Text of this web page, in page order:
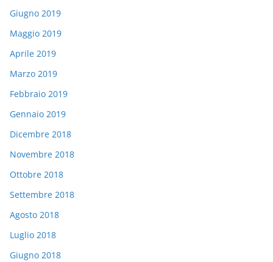
Giugno 2019
Maggio 2019
Aprile 2019
Marzo 2019
Febbraio 2019
Gennaio 2019
Dicembre 2018
Novembre 2018
Ottobre 2018
Settembre 2018
Agosto 2018
Luglio 2018
Giugno 2018